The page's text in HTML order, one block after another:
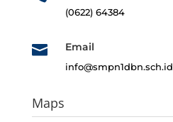
(0622) 64384
 Email
info@smpn1dbn.sch.id
Maps